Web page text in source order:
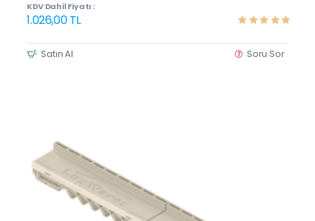
KDV Dahil Fiyatı :
1.026,00 TL
Satın Al Soru Sor